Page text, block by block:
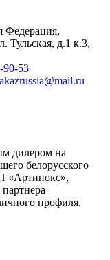
Федерация,
Тульская, д.1 к.3,
90-53
дилером на
белорусского
«Артинокс»,
профиля.